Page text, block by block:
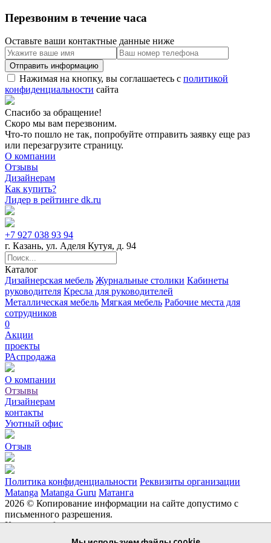
Перезвоним в течение часа
Оставьте ваши контактные данные ниже
Нажимая на кнопку, вы соглашаетесь с политикой
конфиденциальности сайта
Спасибо за обращение!
Скоро мы вам перезвоним.
Что-то пошло не так, попробуйте отправить заявку еще раз
или перезагрузите страницу.
О компании
Отзывы
Дизайнерам
Как купить?
Лидер в рейтинге dk.ru
+7 927 038 93 94
г. Казань, ул. Аделя Кутуя, д. 94
Каталог
Дизайнерская мебель Журнальные столики Кабинеты
руководителя Кресла для руководителей
Металлическая мебель Мягкая мебель Рабочие места для
сотрудников
0
Акции
проекты
РАспродажа
О компании
Отзывы
Дизайнерам
контакты
Уютный офис
Отзыв
Политика конфиденциальности Реквизиты организации
Matanga Matanga Guru Матанга
2026 © Копирование информации на сайте допустимо с
письменного разрешения.
Каталог мебели
Дизайнерам Дизайнерская мебель
Журнальные